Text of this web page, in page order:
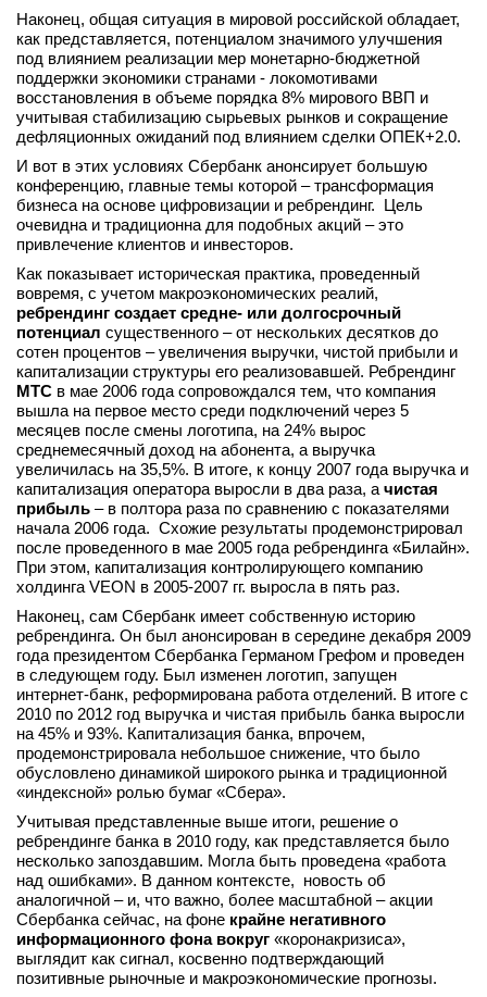
Наконец, общая ситуация в мировой российской обладает,
как представляется, потенциалом значимого улучшения
под влиянием реализации мер монетарно-бюджетной
поддержки экономики странами - локомотивами
восстановления в объеме порядка 8% мирового ВВП и
учитывая стабилизацию сырьевых рынков и сокращение
дефляционных ожиданий под влиянием сделки ОПЕК+2.0.
И вот в этих условиях Сбербанк анонсирует большую
конференцию, главные темы которой – трансформация
бизнеса на основе цифровизации и ребрендинг. Цель
очевидна и традиционна для подобных акций – это
привлечение клиентов и инвесторов.
Как показывает историческая практика, проведенный
вовремя, с учетом макроэкономических реалий,
ребрендинг создает средне- или долгосрочный
потенциал существенного – от нескольких десятков до
сотен процентов – увеличения выручки, чистой прибыли и
капитализации структуры его реализовавшей. Ребрендинг
МТС в мае 2006 года сопровождался тем, что компания
вышла на первое место среди подключений через 5
месяцев после смены логотипа, на 24% вырос
среднемесячный доход на абонента, а выручка
увеличилась на 35,5%. В итоге, к концу 2007 года выручка и
капитализация оператора выросли в два раза, а чистая
прибыль – в полтора раза по сравнению с показателями
начала 2006 года. Схожие результаты продемонстрировал
после проведенного в мае 2005 года ребрендинга «Билайн».
При этом, капитализация контролирующего компанию
холдинга VEON в 2005-2007 гг. выросла в пять раз.
Наконец, сам Сбербанк имеет собственную историю
ребрендинга. Он был анонсирован в середине декабря 2009
года президентом Сбербанка Германом Грефом и проведен
в следующем году. Был изменен логотип, запущен
интернет-банк, реформирована работа отделений. В итоге с
2010 по 2012 год выручка и чистая прибыль банка выросли
на 45% и 93%. Капитализация банка, впрочем,
продемонстрировала небольшое снижение, что было
обусловлено динамикой широкого рынка и традиционной
«индексной» ролью бумаг «Сбера».
Учитывая представленные выше итоги, решение о
ребрендинге банка в 2010 году, как представляется было
несколько запоздавшим. Могла быть проведена «работа
над ошибками». В данном контексте, новость об
аналогичной – и, что важно, более масштабной – акции
Сбербанка сейчас, на фоне крайне негативного
информационного фона вокруг «коронакризиса»,
выглядит как сигнал, косвенно подтверждающий
позитивные рыночные и макроэкономические прогнозы.